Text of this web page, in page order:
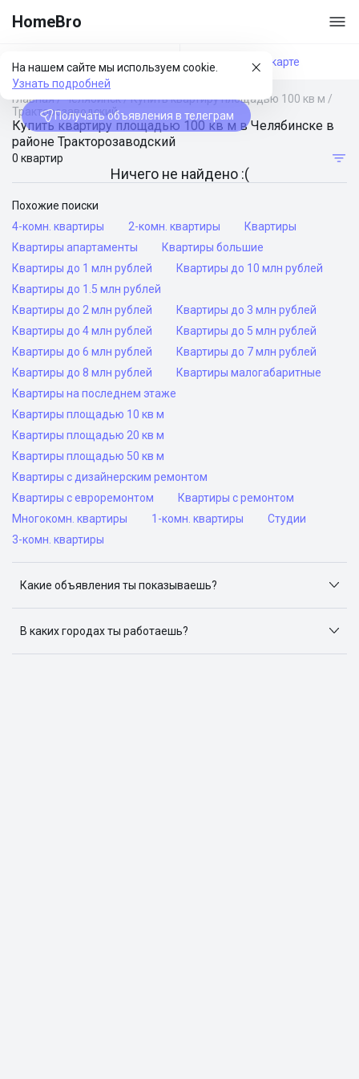
HomeBro
На нашем сайте мы используем cookie.
Узнать подробней
Получать объявления в телеграм
Фильтры На карте
Главная/Челябинск/Купить квартиру площадью 100 кв м /
Тракторозаводский
Купить квартиру площадью 100 кв м в Челябинске в
районе Тракторозаводский
0 квартир
Ничего не найдено :(
Похожие поиски
4-комн. квартиры
2-комн. квартиры
Квартиры
Квартиры апартаменты
Квартиры большие
Квартиры до 1 млн рублей
Квартиры до 10 млн рублей
Квартиры до 1.5 млн рублей
Квартиры до 2 млн рублей
Квартиры до 3 млн рублей
Квартиры до 4 млн рублей
Квартиры до 5 млн рублей
Квартиры до 6 млн рублей
Квартиры до 7 млн рублей
Квартиры до 8 млн рублей
Квартиры малогабаритные
Квартиры на последнем этаже
Квартиры площадью 10 кв м
Квартиры площадью 20 кв м
Квартиры площадью 50 кв м
Квартиры с дизайнерским ремонтом
Квартиры с евроремонтом
Квартиры с ремонтом
Многокомн. квартиры
1-комн. квартиры
Студии
3-комн. квартиры
Какие объявления ты показываешь?
объявлений: ЦИАН, Домклик, Яндекс.Недвижимость,
Авито, Самолет.Плюс.
В каких городах ты работаешь?